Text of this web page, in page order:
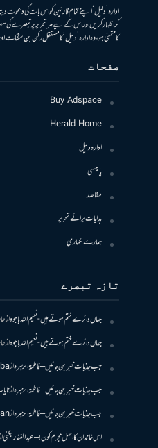
ادارہ ’دلیل‘ اپنے تمام قارئین کو اس بات کی دعوت
کر اظہار کریں اور اس کے لیے ہر تحریر پر تبصرے
کا متمنی ہو، وہ ادارہ ’دلیل‘ کا مستقل رکن بن سکتا
صفحات
Buy Adspace
Herald Home
ادارہ دلیل
پالیسی
مقاصد
ہدایات برائے تحریر
ہمارے لکھاری
تازہ تبصرے
جہاں دائرے ختم ہوتے ہیں- نعیم اللہ باجوہاز
جہاں دائرے ختم ہوتے ہیں- نعیم اللہ باجوہاز
جب جذبات خبر بن جائیں – فاطمۃالزہرہاز
جب جذبات خبر بن جائیں – فاطمۃالزہرہاز
جب جذبات خبر بن جائیں – فاطمۃالزہرہاز
اس خاندان کا اصل مجرم کون! – عبدالغفار بگٹی